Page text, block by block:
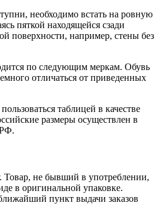
необходимо встать на ровную
пяткой находящейся сзади
поверхности, например, стены без
по следующим меркам. Обувь
отличаться от приведенных
таблицей в качестве
размеры осуществлен в
Товар, не бывший в употреблении,
в оригинальной упаковке.
пункт выдачи заказов